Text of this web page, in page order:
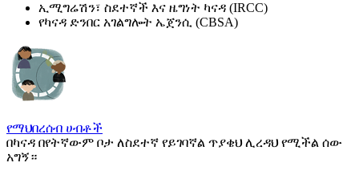
ኢሚግሬሽን፣ ስደተኛች እና ዜግነት ካናዳ (IRCC)
የካናዳ ድንበር አገልግሎት ኤጀንሲ (CBSA)
የማህበረሰብ ሀብቶች
በካናዳ በየትኛውም ቦታ ለስደተኛ የይገባኛል ጥያቄህ ሊረዳህ የሚችል ሰው
አግኝ።